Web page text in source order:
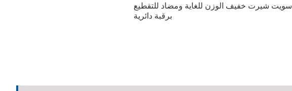
سويت شيرت خفيف الوزن للغاية ومضاد للتقطيع
برقبة دائرية